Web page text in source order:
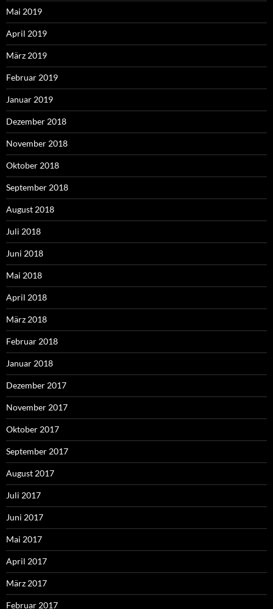
Mai 2019
April 2019
März 2019
Februar 2019
Januar 2019
Dezember 2018
November 2018
Oktober 2018
September 2018
August 2018
Juli 2018
Juni 2018
Mai 2018
April 2018
März 2018
Februar 2018
Januar 2018
Dezember 2017
November 2017
Oktober 2017
September 2017
August 2017
Juli 2017
Juni 2017
Mai 2017
April 2017
März 2017
Februar 2017